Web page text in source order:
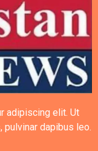
adipiscing elit. Ut
dapibus leo.